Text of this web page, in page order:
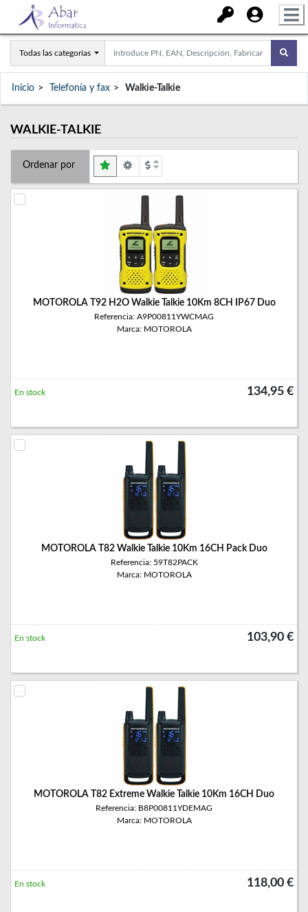
Todas las categorías
Inicio Telefonía y fax Walkie-Talkie
WALKIE-TALKIE
Ordenar por
MOTOROLA T92 H2O Walkie Talkie 10Km 8CH IP67 Duo
Referencia: A9P00811YWCMAG
Marca: MOTOROLA
134,95 €
En stock
MOTOROLA T82 Walkie Talkie 10Km 16CH Pack Duo
Referencia: 59T82PACK
Marca: MOTOROLA
103,90 €
En stock
MOTOROLA T82 Extreme Walkie Talkie 10Km 16CH Duo
Referencia: B8P00811YDEMAG
Marca: MOTOROLA
118,00 €
En stock